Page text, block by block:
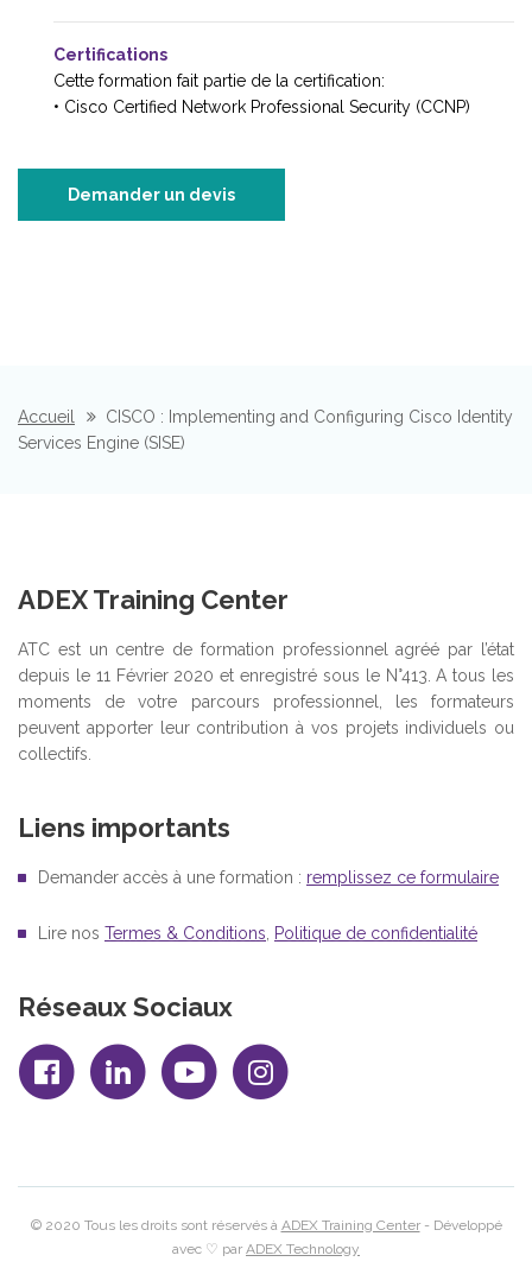
Certifications
Cette formation fait partie de la certification:
• Cisco Certified Network Professional Security (CCNP)
Demander un devis
Accueil
CISCO : Implementing and Configuring Cisco Identity
Services Engine (SISE)
ADEX Training Center
ATC est un centre de formation professionnel agréé par l’état
depuis le 11 Février 2020 et enregistré sous le N°413. A tous les
moments de votre parcours professionnel, les formateurs
peuvent apporter leur contribution à vos projets individuels ou
collectifs.
Liens importants
Demander accès à une formation : remplissez ce formulaire
Lire nos Termes & Conditions Politique de confidentialité
Réseaux Sociaux
© 2020 Tous les droits sont réservés à ADEX Training Center- Développé
avec ♡ par ADEX Technology